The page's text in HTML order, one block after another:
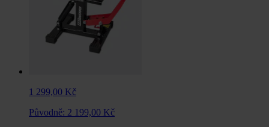
1 299,00 Kč
Původně: 2 199,00 Kč